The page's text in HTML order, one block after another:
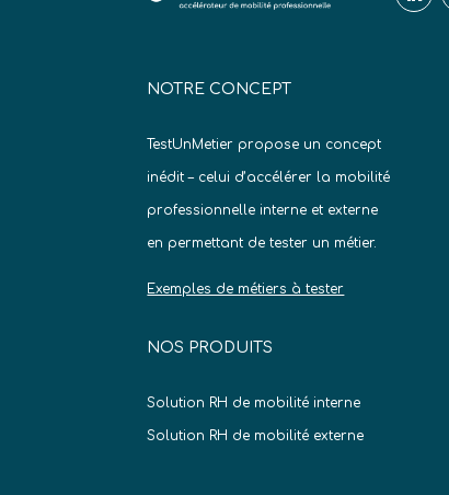
NOTRE CONCEPT
TestUnMetier propose un concept
inédit – celui d’accélérer la mobilité
professionnelle interne et externe
en permettant de tester un métier.
Exemples de métiers à tester
NOS PRODUITS
Solution RH de mobilité interne
Solution RH de mobilité externe